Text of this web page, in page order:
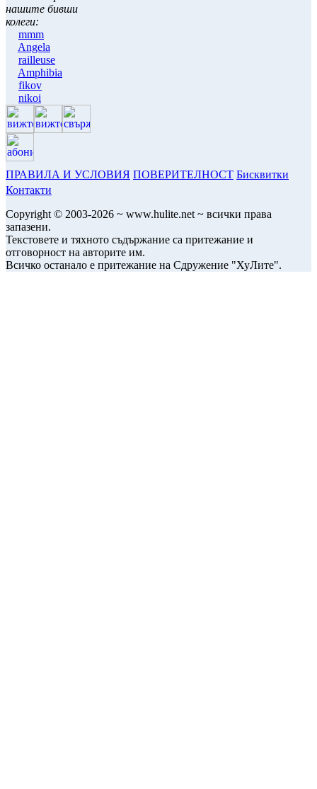
нашите бивши
колеги:
mmm
Angela
railleuse
Amphibia
fikov
nikoi
ПРАВИЛА И УСЛОВИЯ ПОВЕРИТЕЛНОСТ Бисквитки
Контакти
Copyright © 2003-2026 ~ www.hulite.net ~ всички права
запазени.
Текстовете и тяхното съдържание са притежание и
отговорност на авторите им.
Всичко останало е притежание на Сдружение "ХуЛите".